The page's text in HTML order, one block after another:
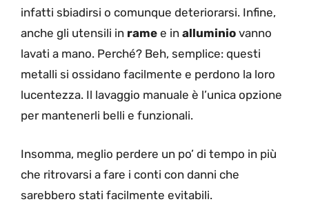
infatti sbiadirsi o comunque deteriorarsi. Infine,
anche gli utensili in rame e in alluminio vanno
lavati a mano. Perché? Beh, semplice: questi
metalli si ossidano facilmente e perdono la loro
lucentezza. Il lavaggio manuale è l’unica opzione
per mantenerli belli e funzionali.
Insomma, meglio perdere un po’ di tempo in più
che ritrovarsi a fare i conti con danni che
sarebbero stati facilmente evitabili.